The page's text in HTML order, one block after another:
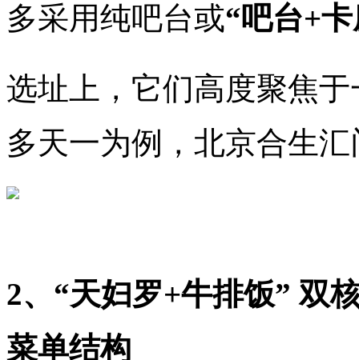
多采用纯吧台或“吧台+
选址上，它们高度聚焦
多天一为例，北京合生
2、“天妇罗+牛排饭” 双
菜单结构